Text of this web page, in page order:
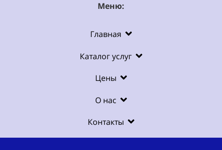
Меню:
Главная
Каталог услуг
Цены
О нас
Контакты